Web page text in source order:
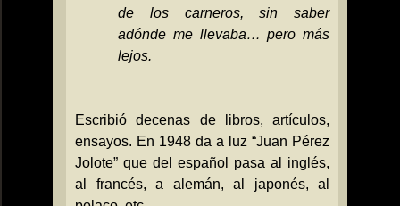
de los carneros, sin saber
adónde me llevaba… pero más
lejos.
Escribió decenas de libros, artículos,
ensayos. En 1948 da a luz “Juan Pérez
Jolote” que del español pasa al inglés,
al francés, a alemán, al japonés, al